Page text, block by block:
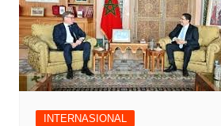
INTERNASIONAL